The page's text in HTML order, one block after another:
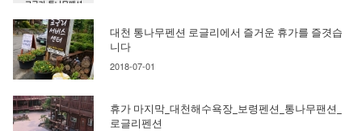
대천 통나무펜션 로글리에서 즐거운 휴가를 즐겻습
니다
2018-07-01
휴가 마지막_대천해수욕장_보령펜션_통나무팬션_
로글리펜션